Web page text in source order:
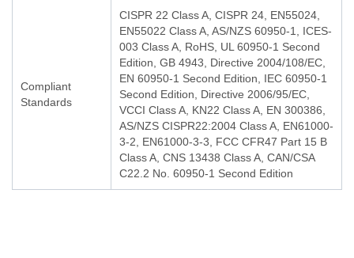
Compliant
Standards
CISPR 22 Class A, CISPR 24, EN55024,
EN55022 Class A, AS/NZS 60950-1, ICES-
003 Class A, RoHS, UL 60950-1 Second
Edition, GB 4943, Directive 2004/108/EC,
EN 60950-1 Second Edition, IEC 60950-1
Second Edition, Directive 2006/95/EC,
VCCI Class A, KN22 Class A, EN 300386,
AS/NZS CISPR22:2004 Class A, EN61000-
3-2, EN61000-3-3, FCC CFR47 Part 15 B
Class A, CNS 13438 Class A, CAN/CSA
C22.2 No. 60950-1 Second Edition